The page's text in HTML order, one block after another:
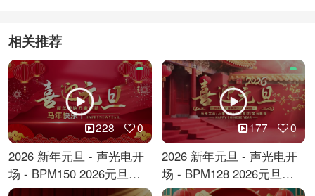
相关推荐
228 0
2026 新年元旦 - 声光电开
场 - BPM150 2026元旦跨
年倒计时
177 0
2026 新年元旦 - 声光电开
场 - BPM128 2026元旦马
年